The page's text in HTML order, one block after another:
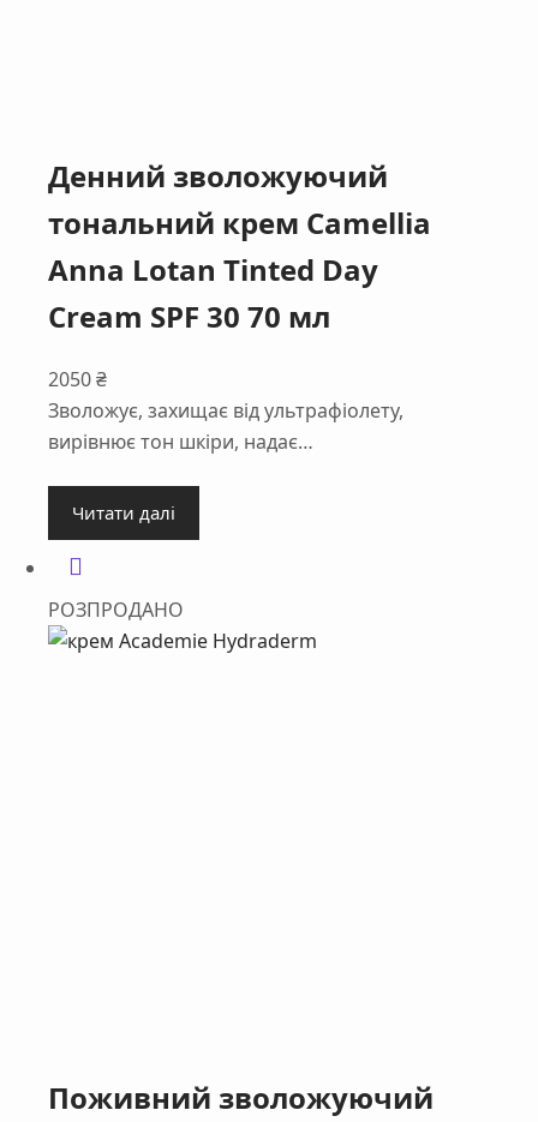
Денний зволожуючий
тональний крем Camellia
Anna Lotan Tinted Day
Cream SPF 30 70 мл
2050₴
Зволожує, захищає від ультрафіолету,
вирівнює тон шкіри, надає…
Читати далі
РОЗПРОДАНО
Поживний зволожуючий